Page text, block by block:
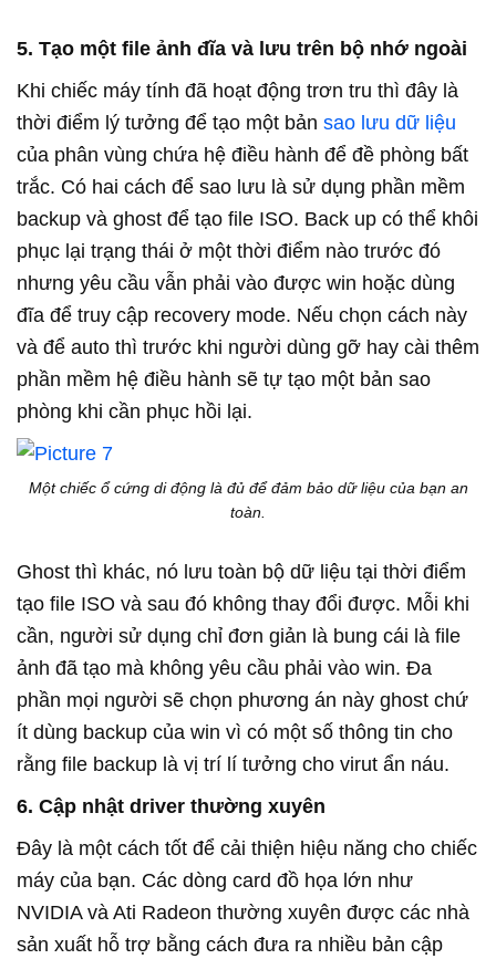
5. Tạo một file ảnh đĩa và lưu trên bộ nhớ ngoài
Khi chiếc máy tính đã hoạt động trơn tru thì đây là
thời điểm lý tưởng để tạo một bản sao lưu dữ liệu
của phân vùng chứa hệ điều hành để đề phòng bất
trắc. Có hai cách để sao lưu là sử dụng phần mềm
backup và ghost để tạo file ISO. Back up có thể khôi
phục lại trạng thái ở một thời điểm nào trước đó
nhưng yêu cầu vẫn phải vào được win hoặc dùng
đĩa để truy cập recovery mode. Nếu chọn cách này
và để auto thì trước khi người dùng gỡ hay cài thêm
phần mềm hệ điều hành sẽ tự tạo một bản sao
phòng khi cần phục hồi lại.
Một chiếc ổ cứng di động là đủ để đảm bảo dữ liệu của bạn an
toàn.
Ghost thì khác, nó lưu toàn bộ dữ liệu tại thời điểm
tạo file ISO và sau đó không thay đổi được. Mỗi khi
cần, người sử dụng chỉ đơn giản là bung cái là file
ảnh đã tạo mà không yêu cầu phải vào win. Đa
phần mọi người sẽ chọn phương án này ghost chứ
ít dùng backup của win vì có một số thông tin cho
rằng file backup là vị trí lí tưởng cho virut ẩn náu.
6. Cập nhật driver thường xuyên
Đây là một cách tốt để cải thiện hiệu năng cho chiếc
máy của bạn. Các dòng card đồ họa lớn như
NVIDIA và Ati Radeon thường xuyên được các nhà
sản xuất hỗ trợ bằng cách đưa ra nhiều bản cập